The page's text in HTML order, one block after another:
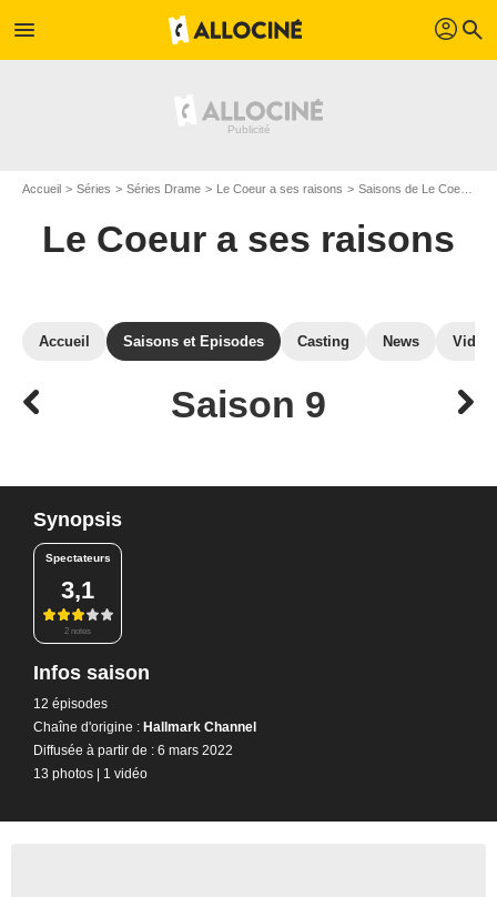
menu profil search
Accueil Séries Séries Drame Le Coeur a ses raisons Saisons de Le Coeur a ses raisons
Le Coeur a ses raisons
Accueil Saisons et Episodes Casting News
Saison 9
Synopsis
Spectateurs
3,1
2 notes
Infos saison
12 épisodes
Chaîne d'origine : Hallmark Channel
Diffusée à partir de : 6 mars 2022
13 photos | 1 vidéo